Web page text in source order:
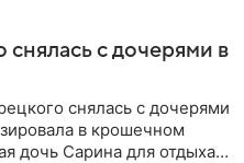
с дочерями в
снялась с дочерями
в крошечном
дочь Сарина для отдыха